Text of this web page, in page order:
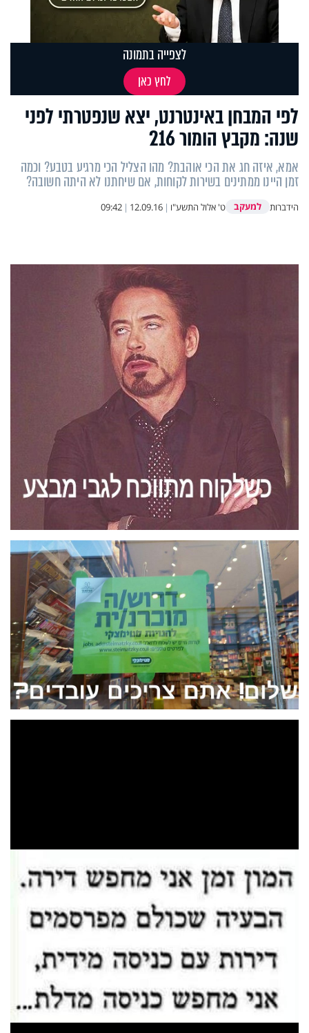
לפי המבחן באינטרנט, יצא שנפטרתי לפני
שנה: מקבץ הומור 216
אמא, איזה חג את הכי אוהבת? מהו הצליל הכי מרגיע בטבע? וכמה
זמן היינו ממתינים בשירות לקוחות, אם שיחתנו לא היתה חשובה?
הידברות למעקב ט' אלול התשע"ו |
12.09.16
|
09:42
לצפייה בתמונה
לחץ כאן